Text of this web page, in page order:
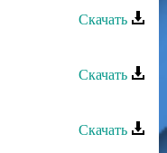
Скачать
Скачать
Скачать